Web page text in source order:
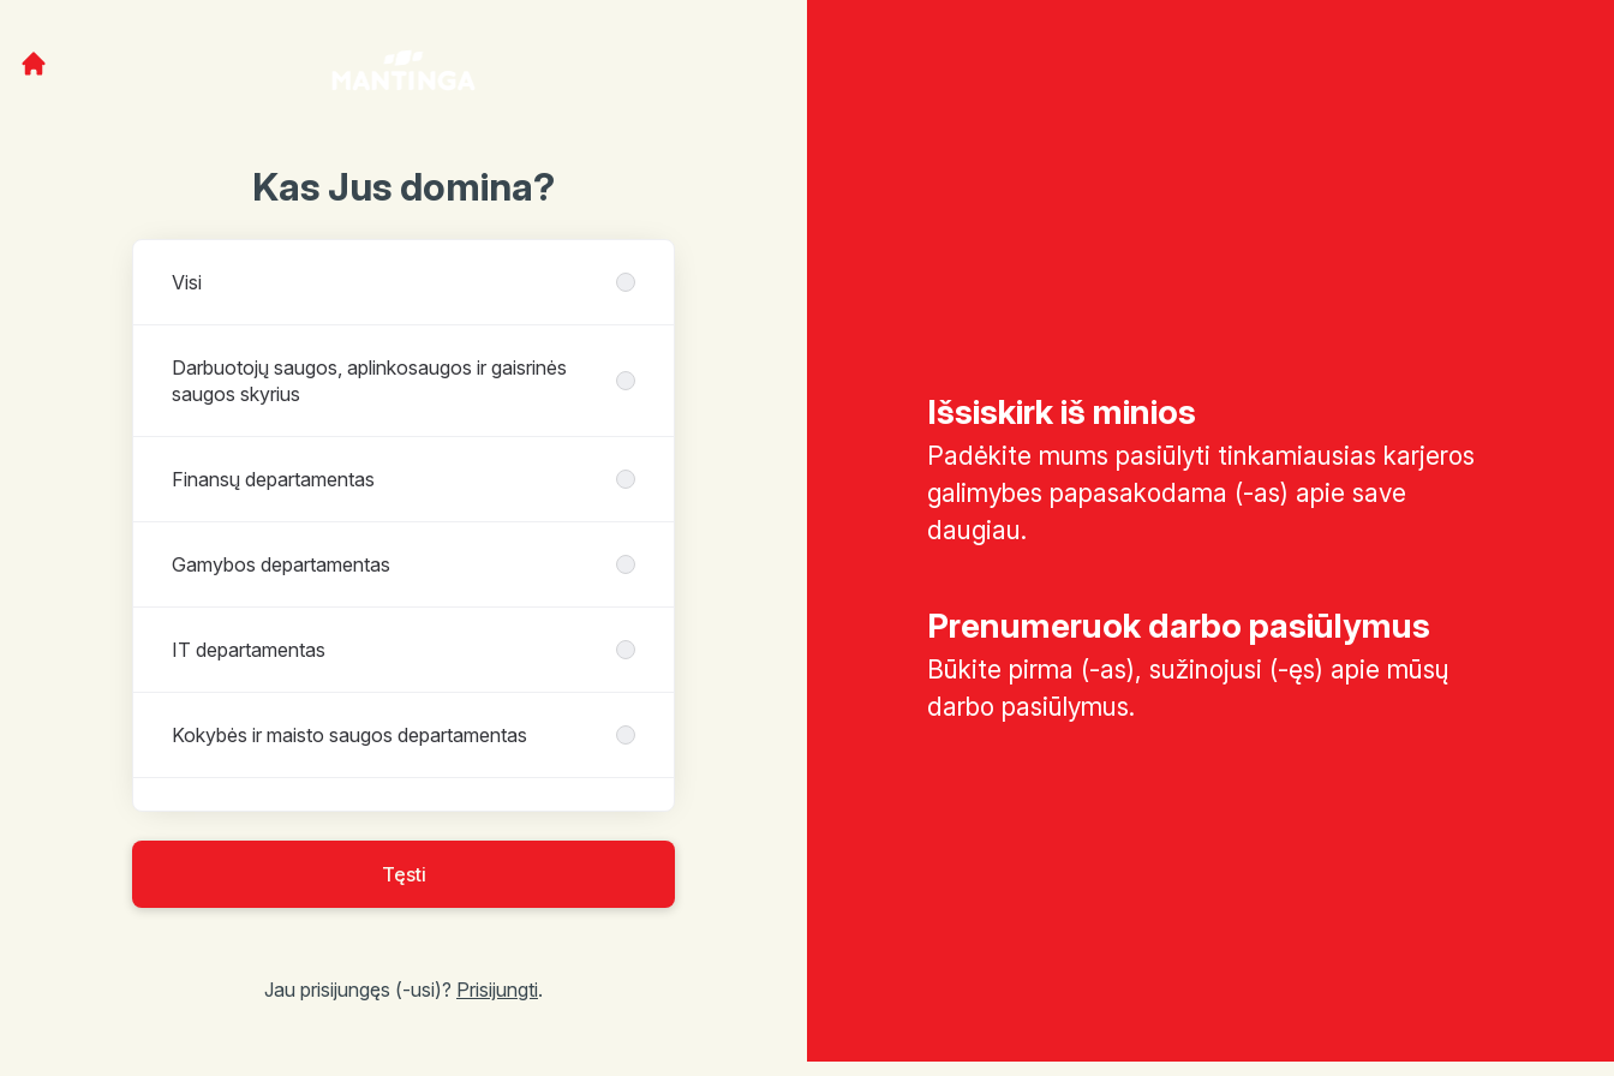
Kas Jus domina?
Visi
Darbuotojų saugos, aplinkosaugos ir gaisrinės
saugos skyrius
Finansų departamentas
Gamybos departamentas
IT departamentas
Kokybės ir maisto saugos departamentas
Logistikos ir sandėliavimo departamentas
Marketingo ir komunikacijos departamentas
Tęsti
Jau prisijungęs (-usi)? Prisijungti.
Išsiskirk iš minios
Padėkite mums pasiūlyti tinkamiausias karjeros
galimybes papasakodama (-as) apie save
daugiau.
Prenumeruok darbo pasiūlymus
Būkite pirma (-as), sužinojusi (-ęs) apie mūsų
darbo pasiūlymus.